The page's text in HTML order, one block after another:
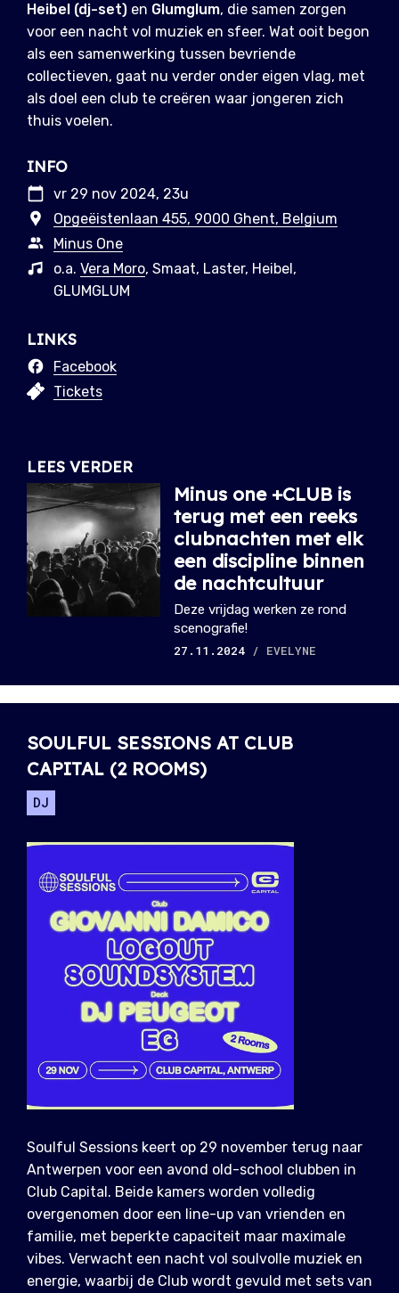
Heibel (dj-set) en Glumglum, die samen zorgen
voor een nacht vol muziek en sfeer. Wat ooit begon
als een samenwerking tussen bevriende
collectieven, gaat nu verder onder eigen vlag, met
als doel een club te creëren waar jongeren zich
thuis voelen.
INFO
vr 29 nov 2024, 23u
Opgeëistenlaan 455, 9000 Ghent, Belgium
Minus One
o.a. Vera Moro, Smaat, Laster, Heibel,
GLUMGLUM
LINKS
Facebook
Tickets
LEES VERDER
Minus one +CLUB is
terug met een reeks
clubnachten met elk
een discipline binnen
de nachtcultuur
Deze vrijdag werken ze rond
scenografie!
27.11.2024 / EVELYNE
SOULFUL SESSIONS AT CLUB
CAPITAL (2 ROOMS)
DJ
Soulful Sessions keert op 29 november terug naar
Antwerpen voor een avond old-school clubben in
Club Capital. Beide kamers worden volledig
overgenomen door een line-up van vrienden en
familie, met beperkte capaciteit maar maximale
vibes. Verwacht een nacht vol soulvolle muziek en
energie, waarbij de Club wordt gevuld met sets van